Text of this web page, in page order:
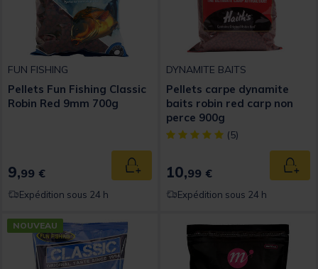
FUN FISHING
Pellets Fun Fishing Classic
Robin Red 9mm 700g
9,99 € Ajouter au panier
Expédition sous 24 h
DYNAMITE BAITS
Pellets carpe dynamite
baits robin red carp non
perce 900g
[object Object] out of 5
(5)
10,99 €
Expédition sous 24 h
NOUVEAU